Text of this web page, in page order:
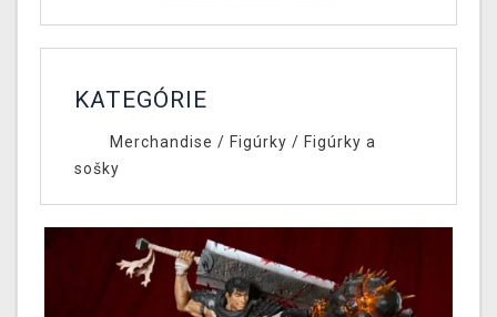
KATEGÓRIE
Merchandise / Figúrky / Figúrky a
sošky